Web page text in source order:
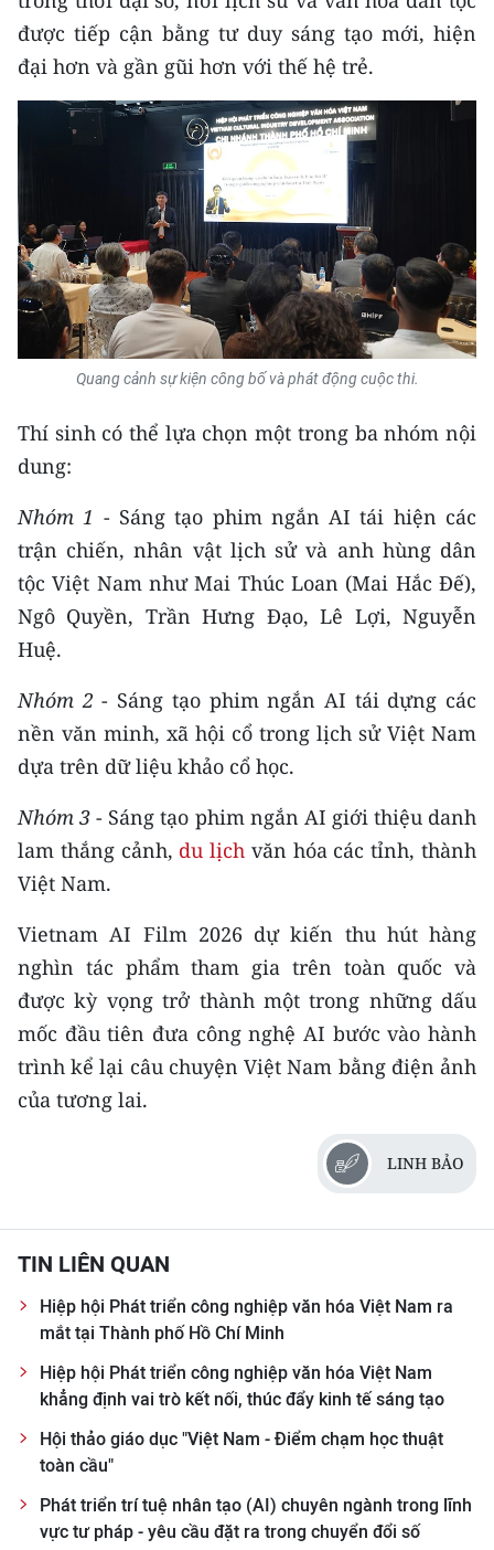
CHUYÊN ĐỀ
CÁC CHUYÊN TRANG
VỀ BÁO NHÂN DÂN
THỜI NAY
NHÂN DÂN CUỐI TUẦN
NHÂN DÂN HẰNG THÁNG
MUA BÁO
ĐỌC BÁO IN
ENGLISH
中文
FRANÇAIS
РУССКИЙ
ESPAÑOL
한국어
được tiếp cận bằng tư duy sáng tạo mới, hiện
đại hơn và gần gũi hơn với thế hệ trẻ.
Quang cảnh sự kiện công bố và phát động cuộc thi.
Thí sinh có thể lựa chọn một trong ba nhóm nội
dung:
Nhóm 1 - Sáng tạo phim ngắn AI tái hiện các
trận chiến, nhân vật lịch sử và anh hùng dân
tộc Việt Nam như Mai Thúc Loan (Mai Hắc Đế),
Ngô Quyền, Trần Hưng Đạo, Lê Lợi, Nguyễn
Huệ.
Nhóm 2- Sáng tạo phim ngắn AI tái dựng các
nền văn minh, xã hội cổ trong lịch sử Việt Nam
dựa trên dữ liệu khảo cổ học.
Nhóm 3 - Sáng tạo phim ngắn AI giới thiệu danh
lam thắng cảnh, du lịch văn hóa các tỉnh, thành
Việt Nam.
Vietnam AI Film 2026 dự kiến thu hút hàng
nghìn tác phẩm tham gia trên toàn quốc và
được kỳ vọng trở thành một trong những dấu
mốc đầu tiên đưa công nghệ AI bước vào hành
trình kể lại câu chuyện Việt Nam bằng điện ảnh
của tương lai.
LINH BẢO
TIN LIÊN QUAN
Hiệp hội Phát triển công nghiệp văn hóa Việt Nam ra
mắt tại Thành phố Hồ Chí Minh
Hiệp hội Phát triển công nghiệp văn hóa Việt Nam
khẳng định vai trò kết nối, thúc đẩy kinh tế sáng tạo
Hội thảo giáo dục "Việt Nam - Điểm chạm học thuật
toàn cầu"
Phát triển trí tuệ nhân tạo (AI) chuyên ngành trong lĩnh
vực tư pháp - yêu cầu đặt ra trong chuyển đổi số